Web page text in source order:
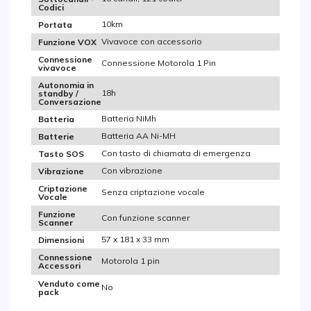
Codici
Portata
10km
Funzione VOX Vivavoce con accessorio
Connessione
vivavoce
Connessione Motorola 1 Pin
Autonomia in
standby /
Conversazione
18h
Batteria
Batteria NiMh
Batterie
Batteria AA Ni-MH
Tasto SOS
Con tasto di chiamata di emergenza
Vibrazione
Con vibrazione
Criptazione
Vocale
Senza criptazione vocale
Funzione
Scanner
Con funzione scanner
Dimensioni
57 x 181 x 33 mm
Connessione
Accessori
Motorola 1 pin
Venduto come
pack
No